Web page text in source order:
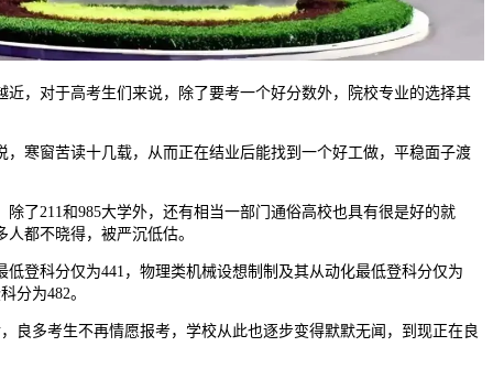
对于高考生们来说，除了要考一个好分数外，院校专业的选择其
窗苦读十几载，从而正在结业后能找到一个好工做，平稳面子渡
211和985大学外，还有相当一部门通俗高校也具有很是好的就
都不晓得，被严沉低估。
科分仅为441，物理类机械设想制制及其从动化最低登科分仅为
分为482。
多考生不再情愿报考，学校从此也逐步变得默默无闻，到现正在良